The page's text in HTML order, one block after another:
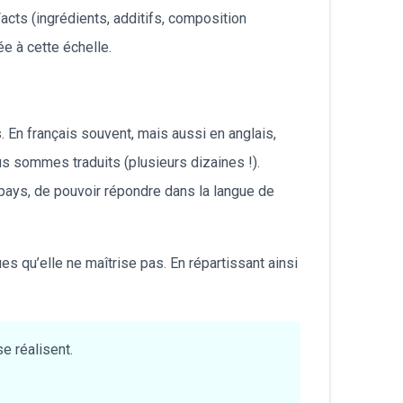
(ingrédients, additifs, composition
à cette échelle.
français souvent, mais aussi en anglais,
sommes traduits (plusieurs dizaines !).
de pouvoir répondre dans la langue de
qu’elle ne maîtrise pas. En répartissant ainsi
réalisent.